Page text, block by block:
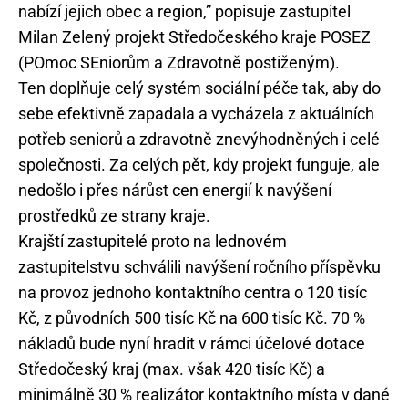
nabízí jejich obec a region,” popisuje zastupitel
Milan Zelený projekt Středočeského kraje POSEZ
(POmoc SEniorům a Zdravotně postiženým).
Ten doplňuje celý systém sociální péče tak, aby do
sebe efektivně zapadala a vycházela z aktuálních
potřeb seniorů a zdravotně znevýhodněných i celé
společnosti. Za celých pět, kdy projekt funguje, ale
nedošlo i přes nárůst cen energií k navýšení
prostředků ze strany kraje.
Krajští zastupitelé proto na lednovém
zastupitelstvu schválili navýšení ročního příspěvku
na provoz jednoho kontaktního centra o 120 tisíc
Kč, z původních 500 tisíc Kč na 600 tisíc Kč. 70 %
nákladů bude nyní hradit v rámci účelové dotace
Středočeský kraj (max. však 420 tisíc Kč) a
minimálně 30 % realizátor kontaktního místa v dané